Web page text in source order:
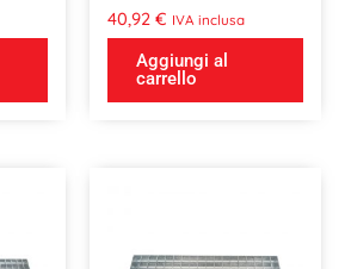
40,92 € IVA inclusa
Aggiungi al
carrello